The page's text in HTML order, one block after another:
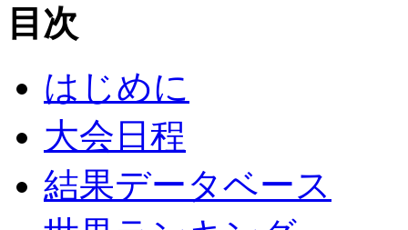
目次
はじめに
大会日程
結果データベース